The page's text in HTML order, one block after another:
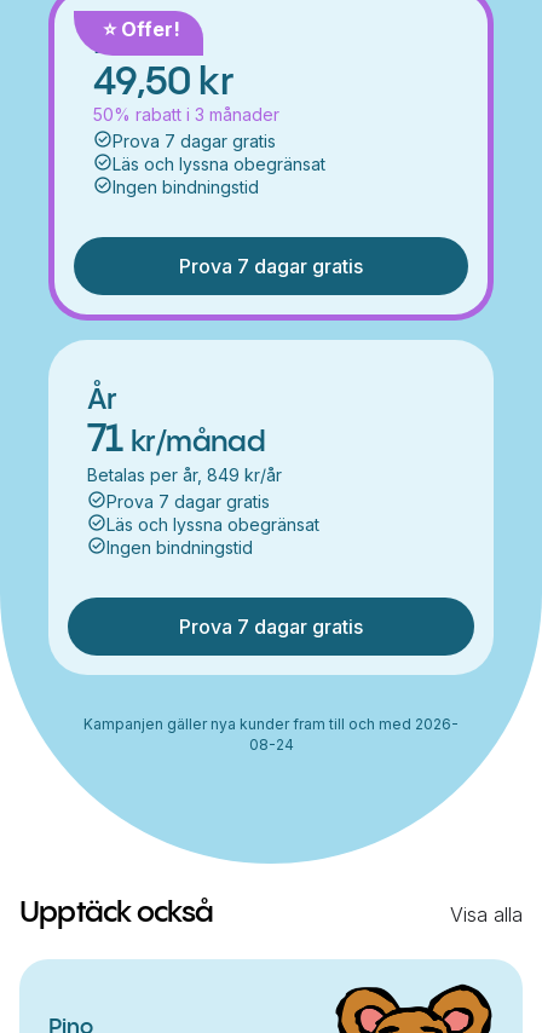
⭐️ Offer!
Månad
49,50 kr
50% rabatt i 3 månader
Prova 7 dagar gratis
Läs och lyssna obegränsat
Ingen bindningstid
Prova 7 dagar gratis
År
71 kr/månad
Betalas per år, 849 kr/år
Prova 7 dagar gratis
Läs och lyssna obegränsat
Ingen bindningstid
Prova 7 dagar gratis
Kampanjen gäller nya kunder fram till och med 2026-
08-24
Upptäck också Visa alla
Pino